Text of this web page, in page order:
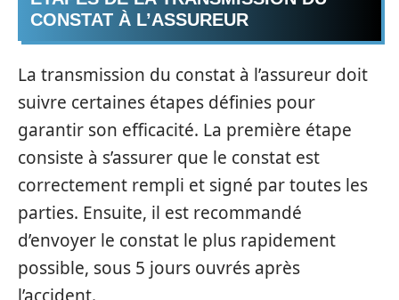
CONSTAT À L’ASSUREUR
La transmission du constat à l’assureur doit
suivre certaines étapes définies pour
garantir son efficacité. La première étape
consiste à s’assurer que le constat est
correctement rempli et signé par toutes les
parties. Ensuite, il est recommandé
d’envoyer le constat le plus rapidement
possible, sous 5 jours ouvrés après
l’accident.